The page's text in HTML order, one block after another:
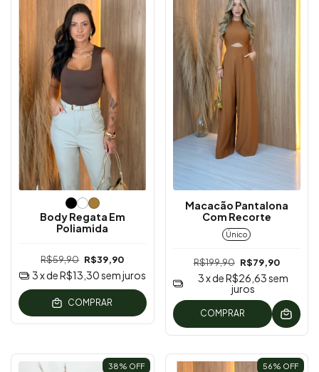
Body Regata Em
Poliamida
R$59,90 R$39,90
3x deR$13,30sem juros
COMPRAR
Macacão Pantalona
Com Recorte
Único
R$199,90 R$79,90
3x deR$26,63sem
juros
COMPRAR
38% OFF 56% OFF